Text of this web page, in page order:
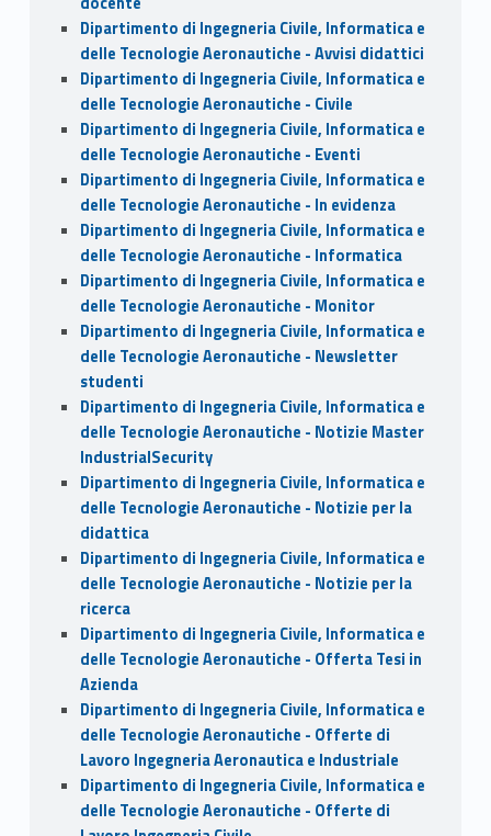
Dipartimento di Ingegneria Civile, Informatica e
delle Tecnologie Aeronautiche - Avvisi didattici
Dipartimento di Ingegneria Civile, Informatica e
delle Tecnologie Aeronautiche - Civile
Dipartimento di Ingegneria Civile, Informatica e
delle Tecnologie Aeronautiche - Eventi
Dipartimento di Ingegneria Civile, Informatica e
delle Tecnologie Aeronautiche - In evidenza
Dipartimento di Ingegneria Civile, Informatica e
delle Tecnologie Aeronautiche - Informatica
Dipartimento di Ingegneria Civile, Informatica e
delle Tecnologie Aeronautiche - Monitor
Dipartimento di Ingegneria Civile, Informatica e
delle Tecnologie Aeronautiche - Newsletter
studenti
Dipartimento di Ingegneria Civile, Informatica e
delle Tecnologie Aeronautiche - Notizie Master
IndustrialSecurity
Dipartimento di Ingegneria Civile, Informatica e
delle Tecnologie Aeronautiche - Notizie per la
didattica
Dipartimento di Ingegneria Civile, Informatica e
delle Tecnologie Aeronautiche - Notizie per la
ricerca
Dipartimento di Ingegneria Civile, Informatica e
delle Tecnologie Aeronautiche - Offerta Tesi in
Azienda
Dipartimento di Ingegneria Civile, Informatica e
delle Tecnologie Aeronautiche - Offerte di
Lavoro Ingegneria Aeronautica e Industriale
Dipartimento di Ingegneria Civile, Informatica e
delle Tecnologie Aeronautiche - Offerte di